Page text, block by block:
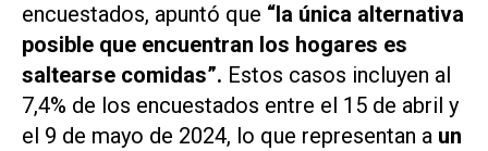
encuestados, apuntó que “la única alternativa
posible que encuentran los hogares es
saltearse comidas”. Estos casos incluyen al
7,4% de los encuestados entre el 15 de abril y
el 9 de mayo de 2024, lo que representan a un